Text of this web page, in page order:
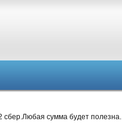
сбер.Любая сумма будет полезна.